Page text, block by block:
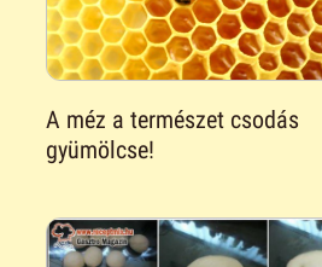
A méz a természet csodás
gyümölcse!